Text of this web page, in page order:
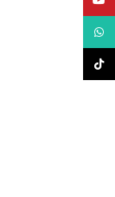
LINE